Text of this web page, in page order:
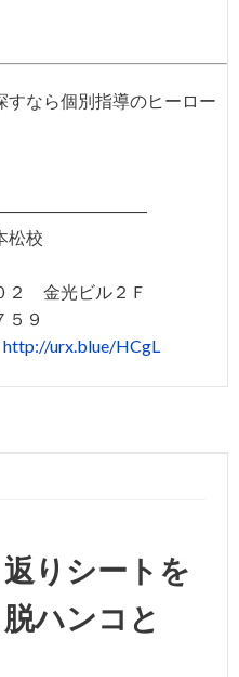
なら個別指導のヒーロー
松校
２ 金光ビル２Ｆ
５９
http://urx.blue/HCgL
りシートを
ハンコと